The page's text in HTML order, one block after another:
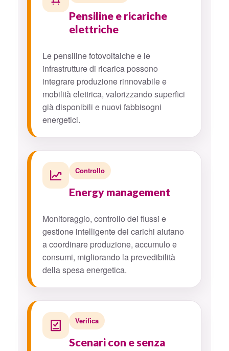
Pensiline e ricariche
elettriche
Le pensiline fotovoltaiche e le
infrastrutture di ricarica possono
integrare produzione rinnovabile e
mobilità elettrica, valorizzando superfici
già disponibili e nuovi fabbisogni
energetici.
Controllo
Energy management
Monitoraggio, controllo dei flussi e
gestione intelligente dei carichi aiutano
a coordinare produzione, accumulo e
consumi, migliorando la prevedibilità
della spesa energetica.
Verifica
Scenari con e senza